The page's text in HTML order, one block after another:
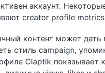
аккаунт.
creator profile
контент может
стиль campaign,
Claptik